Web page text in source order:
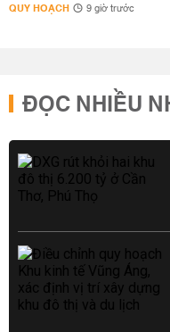
QUY HOẠCH 9 giờ trước
ĐỌC NHIỀU